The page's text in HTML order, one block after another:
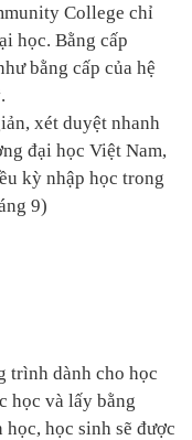
College chỉ
học. Bằng cấp
bằng cấp của hệ
xét duyệt nhanh
đại học Việt Nam,
kỳ nhập học trong
9)
trình dành cho học
học và lấy bằng
học sinh sẽ được